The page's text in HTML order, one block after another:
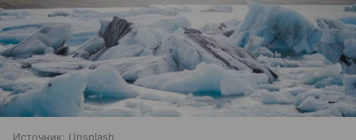
Источник: Unsplash